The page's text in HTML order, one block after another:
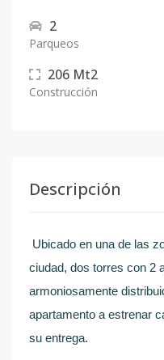
2
Parqueos
206 Mt2
Construcción
Descripción
Ubicado en una de las
ciudad, dos torres con 2
armoniosamente
apartamento a estrenar
su entrega.